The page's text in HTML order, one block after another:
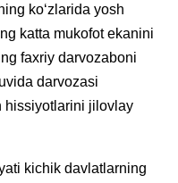
koʻzlarida yosh
katta mukofot ekanini
faxriy darvozaboni
darvozasi
hissiyotlarini jilovlay
kichik davlatlarning